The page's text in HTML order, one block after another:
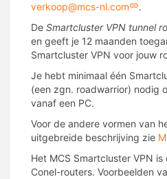
verkoop@mcs-nl.com
.
De Smartcluster VPN tunnel
en geeft je 12 maanden
Smartcluster VPN voor jouw
Je hebt minimaal één
(een zgn. roadwarrior) nodig
vanaf een PC.
Voor de andere vormen van
uitgebreide beschrijving zie
Het MCS Smartcluster VPN
Conel-routers. Voorbeelden